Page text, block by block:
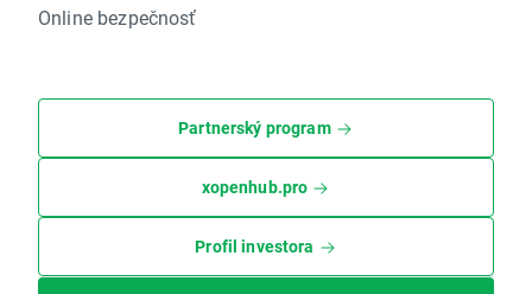
Online bezpečnosť
Partnerský program
xopenhub.pro
Profil investora